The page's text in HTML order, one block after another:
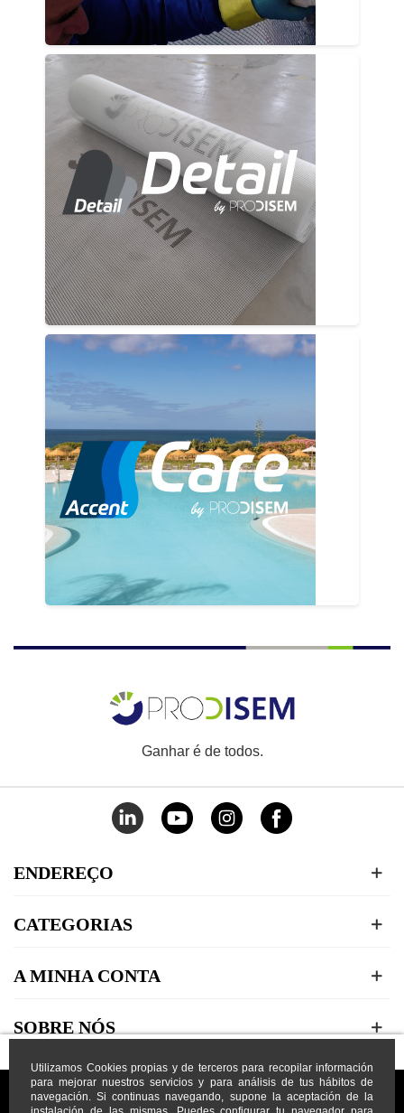
Utilizamos Cookies propias y de terceros para recopilar información
para mejorar nuestros servicios y para análisis de tus hábitos de
navegación. Si continuas navegando, supone la aceptación de la
Ganhar é de todos.
ENDEREÇO
CATEGORIAS
A MINHA CONTA
SOBRE NÓS